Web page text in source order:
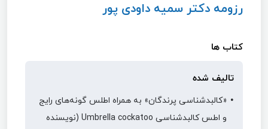
رزومه دکتر سمیه داودی پور
کتاب ها
تالیف شده
«کالبدشناسی پرندگان» به همراه اطلس گونه‌های رایج
و اطس کالبدشناسی Umbrella cockatoo (نویسنده